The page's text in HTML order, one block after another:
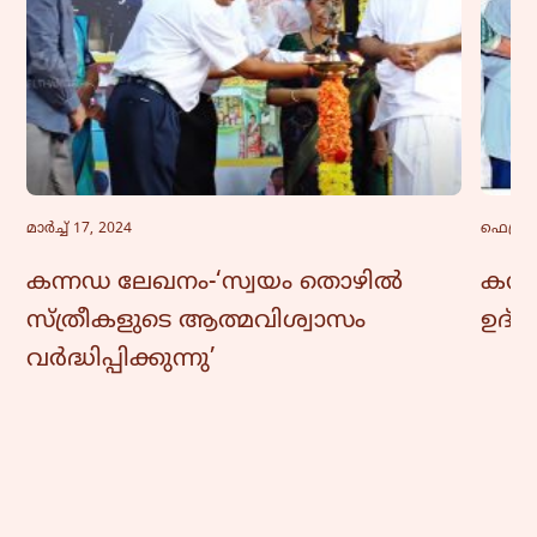
മാർച്ച്‌ 17, 2024
കന്നഡ ലേഖനം-‘സ്വയം തൊഴിൽ
സ്ത്രീകളുടെ ആത്മവിശ്വാസം
വർദ്ധിപ്പിക്കുന്നു’